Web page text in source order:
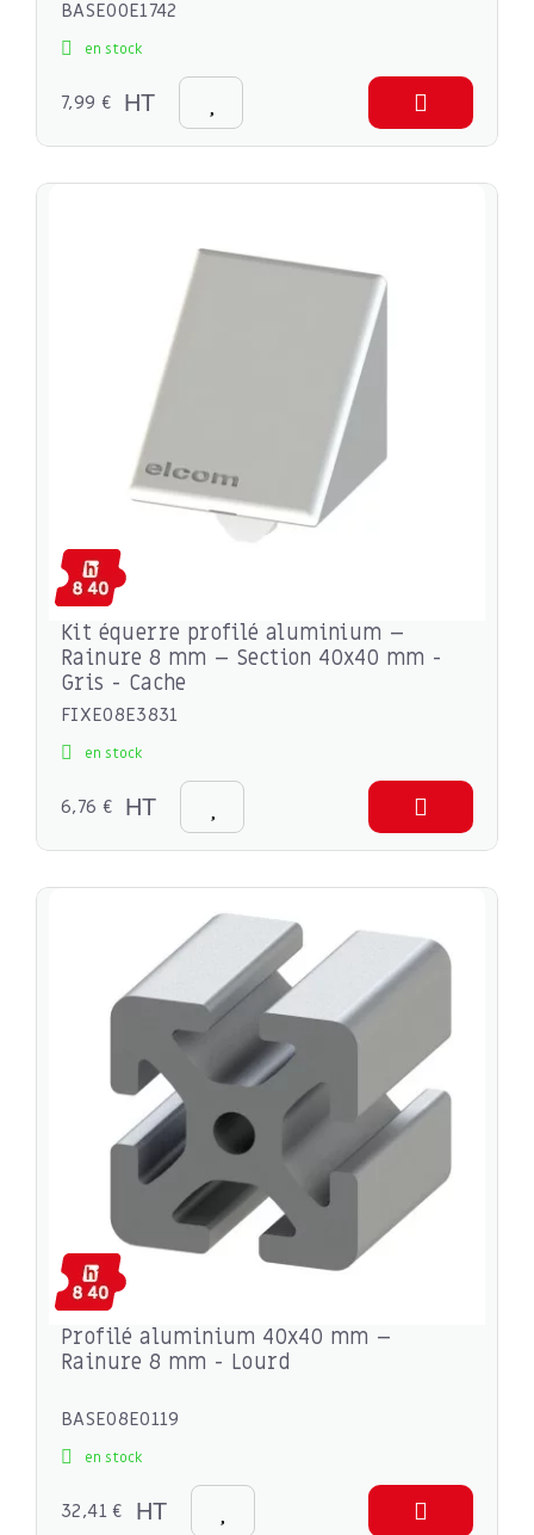
BASE00E1742
en stock
7,99 € HT
Kit équerre profilé aluminium –
Rainure 8 mm – Section 40x40 mm -
Gris - Cache
FIXE08E3831
en stock
6,76 € HT
Profilé aluminium 40x40 mm –
Rainure 8 mm - Lourd
BASE08E0119
en stock
32,41 € HT